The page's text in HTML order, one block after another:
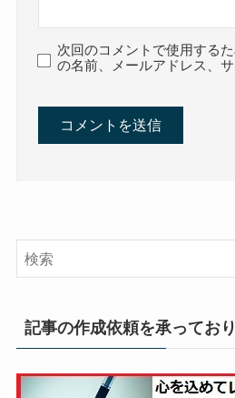
次回のコメントで使用する
の名前、メールアドレス、サ
記事の作成依頼を承ってお